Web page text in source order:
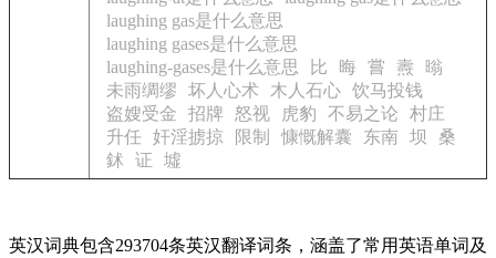
laughing gas是什么意思
laughing gases是什么意思
laughing-gases是什么意思
比 晦 嘗 燾
暡
未雨绸缪
坏人心术 木人石心 饮马投钱
盗嫂受金
招牌 怒视 虎豹 不易之论
村庄
升任 奸淫掳掠 限制 慷慨解囊 东南 坝
桑
鉥
证 墟
英汉词典包含293704条英汉翻译词条，涵盖了常用英语单词及